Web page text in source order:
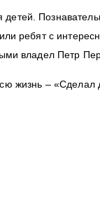
ребят с
владел Петр
жизнь – «Сделал